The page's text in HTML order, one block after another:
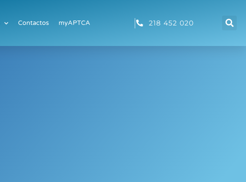
Contactos myAPTCA 218 452 020